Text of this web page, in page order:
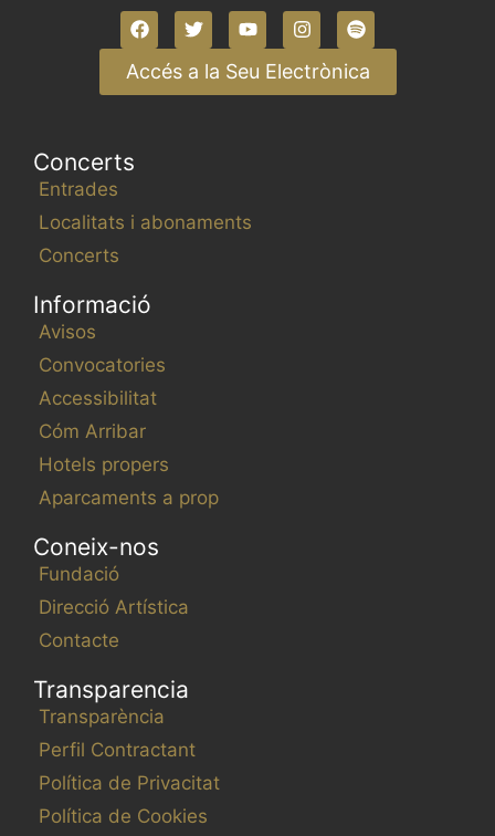
Accés a la Seu Electrònica
Concerts
Entrades
Localitats i abonaments
Concerts
Informació
Avisos
Convocatories
Accessibilitat
Cóm Arribar
Hotels propers
Aparcaments a prop
Coneix-nos
Fundació
Direcció Artística
Contacte
Transparencia
Transparència
Perfil Contractant
Política de Privacitat
Política de Cookies